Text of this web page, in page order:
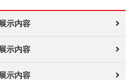
示内容
示内容
示内容